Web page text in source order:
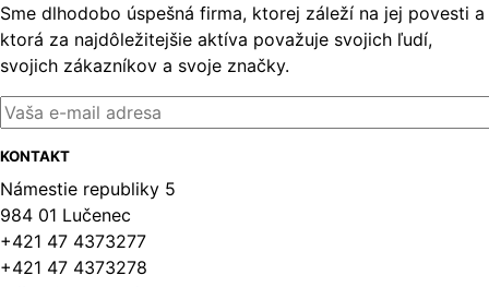
Sme dlhodobo úspešná firma, ktorej záleží na jej povesti a
ktorá za najdôležitejšie aktíva považuje svojich ľudí,
svojich zákazníkov a svoje značky.
KONTAKT
Námestie republiky 5
984 01 Lučenec
+421 47 4373277
+421 47 4373278